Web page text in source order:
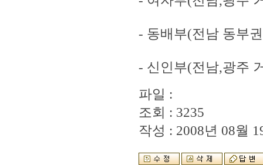
- 동배부(전남 동부
- 신인부(전남,광주
파일 :
조회 : 3235
작성 : 2008년 08월